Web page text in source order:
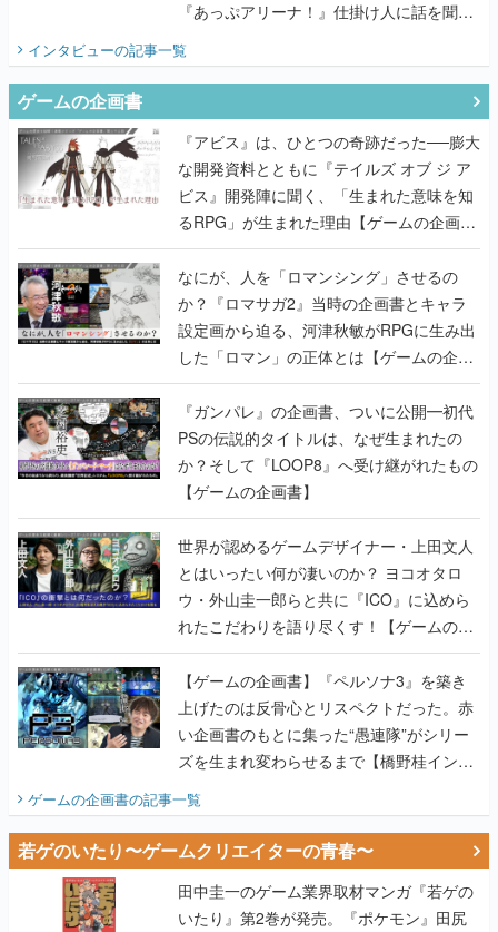
『あっぷアリーナ！』仕掛け人に話を聞い
てみた
インタビューの記事一覧
ゲームの企画書
『アビス』は、ひとつの奇跡だった──膨大
な開発資料とともに『テイルズ オブ ジ ア
ビス』開発陣に聞く、「生まれた意味を知
るRPG」が生まれた理由【ゲームの企画
書】
なにが、人を「ロマンシング」させるの
か？『ロマサガ2』当時の企画書とキャラ
設定画から迫る、河津秋敏がRPGに生み出
した「ロマン」の正体とは【ゲームの企画
書】
『ガンパレ』の企画書、ついに公開━初代
PSの伝説的タイトルは、なぜ生まれたの
か？そして『LOOP8』へ受け継がれたもの
【ゲームの企画書】
世界が認めるゲームデザイナー・上田文人
とはいったい何が凄いのか？ ヨコオタロ
ウ・外山圭一郎らと共に『ICO』に込めら
れたこだわりを語り尽くす！【ゲームの企
画書】
【ゲームの企画書】『ペルソナ3』を築き
上げたのは反骨心とリスペクトだった。赤
い企画書のもとに集った“愚連隊”がシリー
ズを生まれ変わらせるまで【橋野桂インタ
ビュー】
ゲームの企画書の記事一覧
若ゲのいたり〜ゲームクリエイターの青春〜
田中圭一のゲーム業界取材マンガ『若ゲの
いたり』第2巻が発売。『ポケモン』田尻